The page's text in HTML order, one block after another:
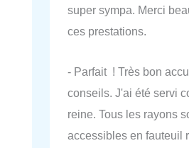
super sympa. Merci
ces prestations.
- Parfait ! Très bon
conseils. J'ai été servi
reine. Tous les rayons
accessibles en fauteuil